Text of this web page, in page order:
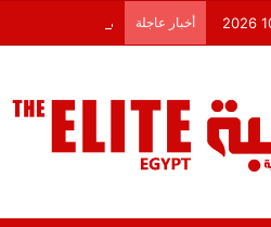
أخبار عاجلة صعود جماعي